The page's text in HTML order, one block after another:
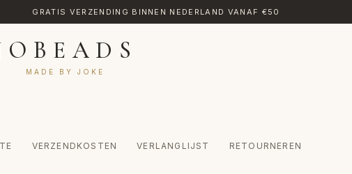
GRATIS VERZENDING BINNEN NEDERLAND VANAF €50
MADE BY JOKE
VERZENDKOSTEN VERLANGLIJST RETOURNEREN